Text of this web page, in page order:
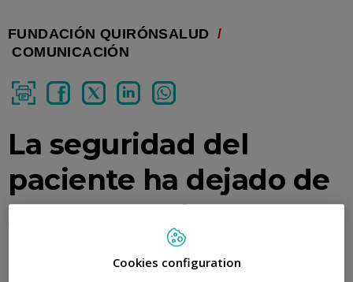
FUNDACIÓN QUIRÓNSALUD /
COMUNICACIÓN
IMPRIMIRCOMPARTIRRETWEETCOMPARTIR
EN
LINKEDIN
La seguridad del
paciente ha dejado de
ser una moda para ser
una culturaCookies configuration